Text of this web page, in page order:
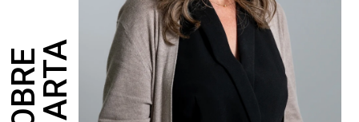
SOBREMARTA